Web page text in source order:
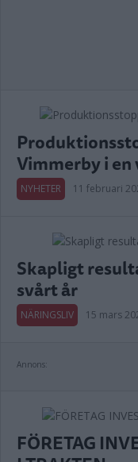
Vimmerby i en
NYHETER 11 februari
Skapligt
svårt år
NÄRINGSLIV 15 mars
Annons:
FÖRETAG